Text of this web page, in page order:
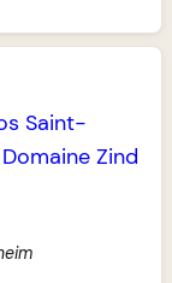
Saint-
Domaine Zind